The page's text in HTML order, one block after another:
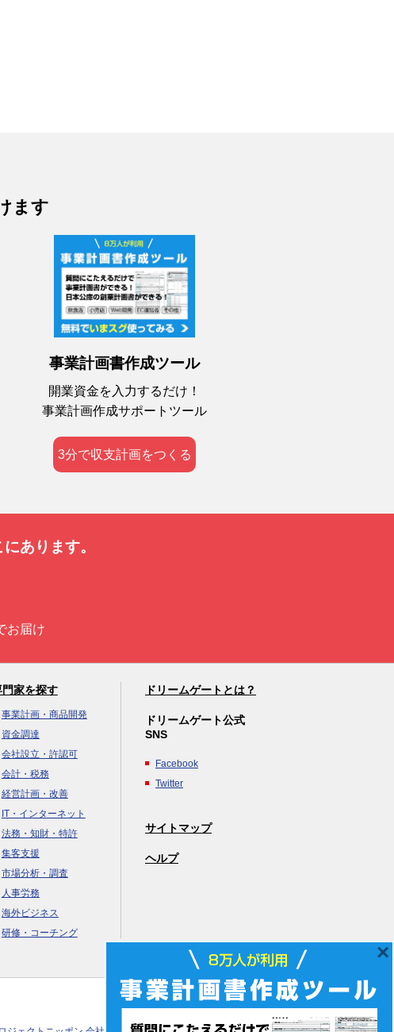
ます
事業計画書作成ツール
開業資金を入力するだけ！
事業計画作成サポートツール
3分で収支計画をつくる
にあります。
お届け
門家を探す
事業計画・商品開発
資金調達
会社設立・許認可
会計・税務
経営計画・改善
IT・インターネット
法務・知財・特許
集客支援
市場分析・調査
人事労務
海外ビジネス
研修・コーチング
ドリームゲートとは？
ドリームゲート公式
SNS
Facebook
Twitter
サイトマップ
ヘルプ